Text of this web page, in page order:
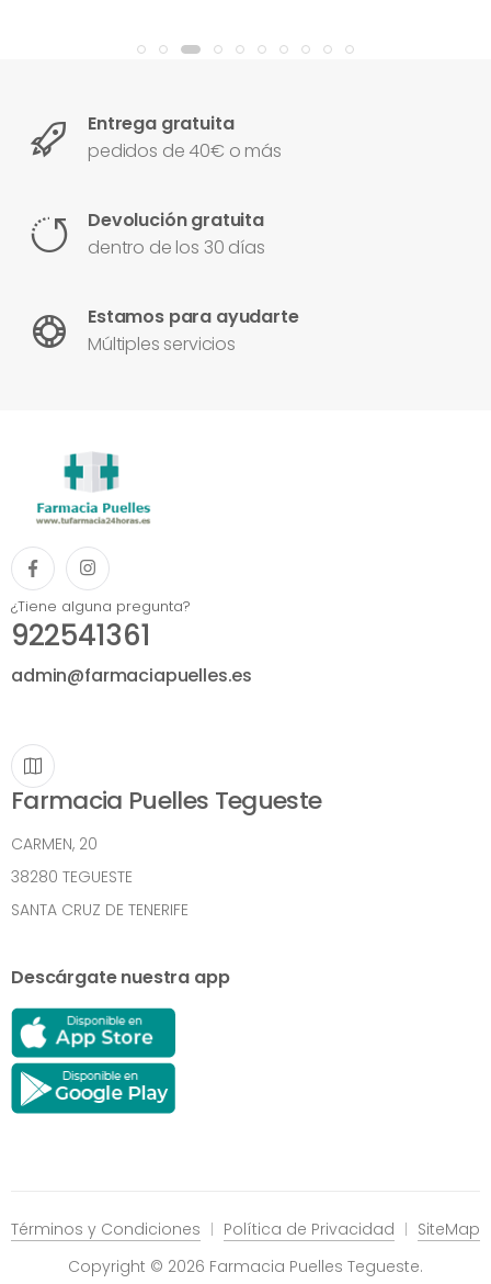
Entrega gratuita
pedidos de 40€ o más
Devolución gratuita
dentro de los 30 días
Estamos para ayudarte
Múltiples servicios
¿Tiene alguna pregunta?
922541361
admin@farmaciapuelles.es
Farmacia Puelles Tegueste
CARMEN, 20
38280 TEGUESTE
SANTA CRUZ DE TENERIFE
Descárgate nuestra app
Copyright © 2026 Farmacia Puelles Tegueste.
Términos y Condiciones Política de Privacidad SiteMap